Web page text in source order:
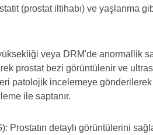
(prostat iltihabı) ve yaşlanma
veya DRM'de anormallik
prostat bezi görüntülenir ve
patolojik incelemeye gönderilerek
ile saptanır.
detaylı görüntülerini